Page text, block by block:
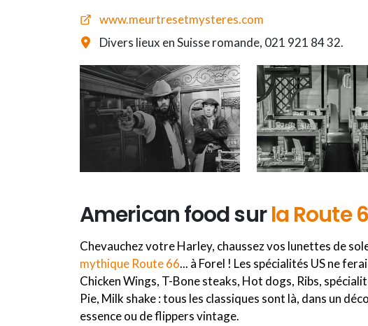
www.meurtresetmysteres.com
Divers lieux en Suisse romande, 021 921 84 32.
American food surla Route
Chevauchez votre Harley, chaussez vos lunettes de
mythique Route 66... à Forel ! Les spécialités US ne
Chicken Wings, T-Bone steaks, Hot dogs, Ribs,
Pie, Milk shake : tous les classiques sont là, dans un
essence ou de flippers vintage.